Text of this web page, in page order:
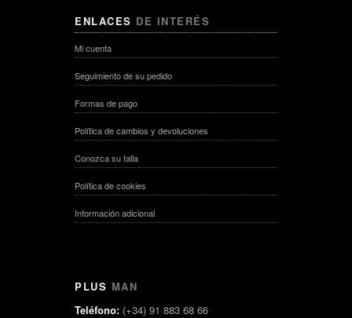
ENLACES DE INTERÉS
Mi cuenta
Seguimiento de su pedido
Formas de pago
Política de cambios y devoluciones
Conozca su talla
Política de cookies
Información adicional
PLUS MAN
Teléfono: (+34) 91 883 68 66